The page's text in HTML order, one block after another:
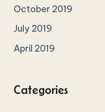
October 2019
July 2019
April 2019
Categories